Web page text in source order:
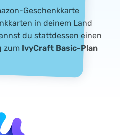
Geschenkkarte
in deinem Land
du stattdessen einen
zum IvyCraft Basic-Plan